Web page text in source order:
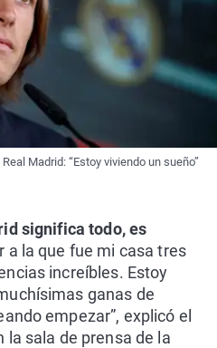
Madrid: “Estoy viviendo un sueño”
significa todo, es
a la que fue mi casa tres
increíbles. Estoy
ganas de
empezar”, explicó el
la sala de prensa de la